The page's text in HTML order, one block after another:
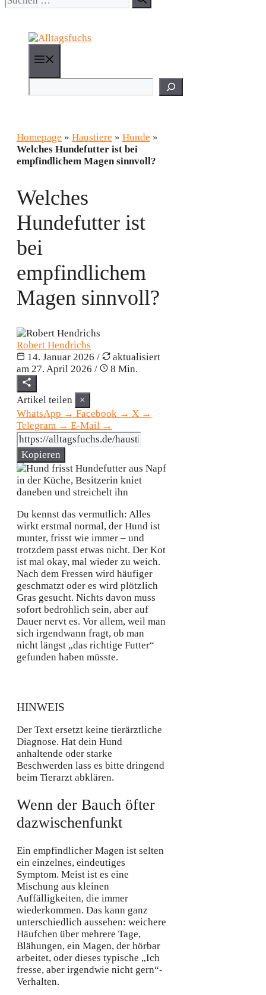
nach:
Suchen
Homepage » Haustiere » Hunde »
Welches Hundefutter ist bei
empfindlichem Magen sinnvoll?
Welches
Hundefutter ist
bei
empfindlichem
Magen sinnvoll?
Robert Hendrichs
14. Januar 2026 /
aktualisiert
am 27. April 2026 / 8 Min.
Artikel teilen
×
WhatsApp → Facebook → X →
Telegram → E-Mail →
Kopieren
Du kennst das vermutlich: Alles
wirkt erstmal normal, der Hund ist
munter, frisst wie immer – und
trotzdem passt etwas nicht. Der Kot
ist mal okay, mal wieder zu weich.
Nach dem Fressen wird häufiger
geschmatzt oder es wird plötzlich
Gras gesucht. Nichts davon muss
sofort bedrohlich sein, aber auf
Dauer nervt es. Vor allem, weil man
sich irgendwann fragt, ob man
nicht längst „das richtige Futter“
gefunden haben müsste.
HINWEIS
Der Text ersetzt keine tierärztliche
Diagnose. Hat dein Hund
anhaltende oder starke
Beschwerden lass es bitte dringend
beim Tierarzt abklären.
Wenn der Bauch öfter
dazwischenfunkt
Ein empfindlicher Magen ist selten
ein einzelnes, eindeutiges
Symptom. Meist ist es eine
Mischung aus kleinen
Auffälligkeiten, die immer
wiederkommen. Das kann ganz
unterschiedlich aussehen: weichere
Häufchen über mehrere Tage,
Blähungen, ein Magen, der hörbar
arbeitet, oder dieses typische „Ich
fresse, aber irgendwie nicht gern“-
Verhalten.